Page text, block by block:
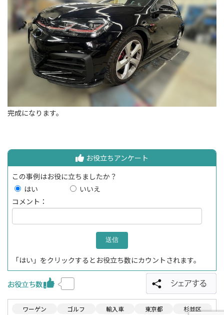
完成になります。
お役立ちアンケート
この事例はお役に立ちましたか？
はい
いいえ
コメント：
「はい」をクリックするとお役立ち数にカウントされます。
ワーゲン ゴルフ 輸入車 東京都 杉並区